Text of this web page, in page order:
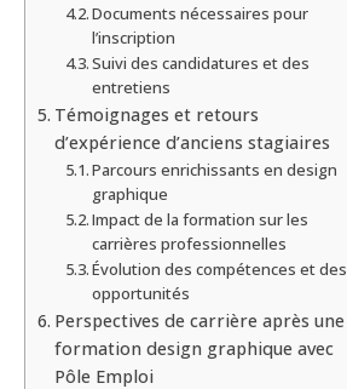
Documents nécessaires pour
l’inscription
Suivi des candidatures et des
entretiens
Témoignages et retours
d’expérience d’anciens stagiaires
Parcours enrichissants en design
graphique
Impact de la formation sur les
carrières professionnelles
Évolution des compétences et des
opportunités
Perspectives de carrière après une
formation design graphique avec
Pôle Emploi